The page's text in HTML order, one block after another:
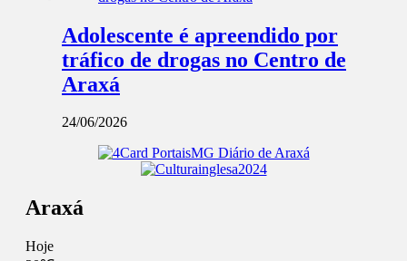
Adolescente é apreendido por
tráfico de drogas no Centro de
Araxá
24/06/2026
Araxá
Hoje